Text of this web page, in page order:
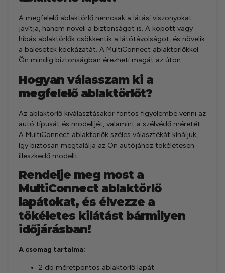
A megfelelő ablaktörlő nemcsak a látási viszonyokat
javítja, hanem növeli a biztonságot is. A kopott vagy
hibás ablaktörlők csökkentik a látótávolságot, és növelik
a balesetek kockázatát. A MultiConnect ablaktörlőkkel
Ön mindig biztonságban érezheti magát az úton.
Hogyan válasszam ki a
megfelelő ablaktörlőt?
Az ablaktörlő kiválasztásakor fontos figyelembe venni az
autó típusát és modelljét, valamint a szélvédő méretét.
A MultiConnect ablaktörlők széles választékát kínáljuk,
így biztosan megtalálja az Ön autójához tökéletesen
illeszkedő modellt.
Rendelje meg most a
MultiConnect ablaktörlő
lapátokat, és élvezze a
tökéletes kilátást bármilyen
időjárásban!
A csomag tartalma:
2 db méretpontos ablaktörlő lapát